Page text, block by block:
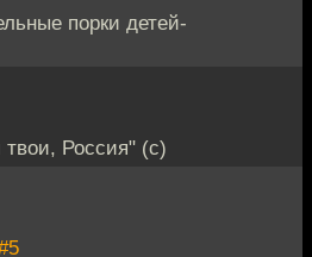
порки детей-
твои, Россия" (с)